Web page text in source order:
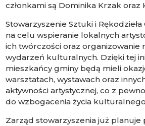
członkami są Dominika Krzak oraz
Stowarzyszenie Sztuki i Rękodzieła
na celu wspieranie lokalnych
ich twórczości oraz organizowanie
wydarzeń kulturalnych. Dzięki tej
mieszkańcy gminy będą mieli
warsztatach, wystawach oraz
aktywności artystycznej, co z
do wzbogacenia życia
Zarząd stowarzyszenia już planuje